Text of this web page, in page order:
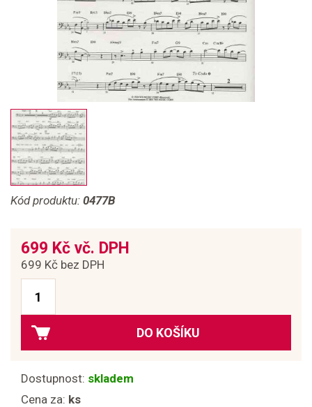
Kód produktu: 0477B
699 Kč vč. DPH
699 Kč bez DPH
DO KOŠÍKU
Dostupnost: skladem
Cena za: ks